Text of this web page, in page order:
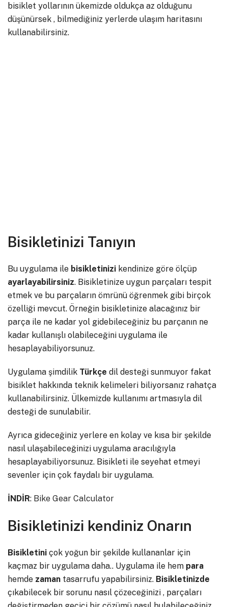
bisiklet yollarının ükemizde oldukça az olduğunu
düşünürsek , bilmediğiniz yerlerde ulaşım haritasını
kullanabilirsiniz.
Bisikletinizi Tanıyın
Bu uygulama ile bisikletinizi kendinize göre ölçüp
ayarlayabilirsiniz. Bisikletinize uygun parçaları tespit
etmek ve bu parçaların ömrünü öğrenmek gibi birçok
özelliği mevcut. Örneğin bisikletinize alacağınız bir
parça ile ne kadar yol gidebileceğiniz bu parçanın ne
kadar kullanışlı olabileceğini uygulama ile
hesaplayabiliyorsunuz.
Uygulama şimdilik Türkçe dil desteği sunmuyor fakat
bisiklet hakkında teknik kelimeleri biliyorsanız rahatça
kullanabilirsiniz. Ülkemizde kullanımı artmasıyla dil
desteği de sunulabilir.
Ayrıca gideceğiniz yerlere en kolay ve kısa bir şekilde
nasıl ulaşabileceğinizi uygulama aracılığıyla
hesaplayabiliyorsunuz. Bisikleti ile seyehat etmeyi
sevenler için çok faydalı bir uygulama.
İNDİR: Bike Gear Calculator
Bisikletinizi kendiniz Onarın
Bisikletini çok yoğun bir şekilde kullananlar için
kaçmaz bir uygulama daha.. Uygulama ile hem para
hemde zaman tasarrufu yapabilirsiniz. Bisikletinizde
çıkabilecek bir sorunu nasıl çözeceğinizi , parçaları